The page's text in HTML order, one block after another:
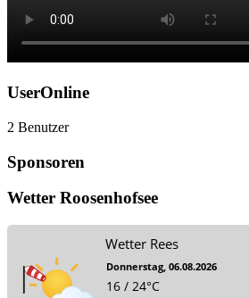
UserOnline
2 Benutzer
Sponsoren
Wetter Roosenhofsee
Wetter Rees
Donnerstag, 06.08.2026
16 / 24°C